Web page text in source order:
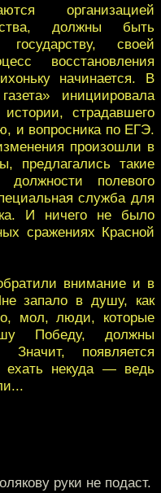
организацией
должны быть
своей
восстановления
начинается. В
инициировала
страдавшего
и вопросника по ЕГЭ.
произошли в
предлагались такие
полевого
служба для
И ничего не было
сражениях Красной
внимание и в
запало в душу, как
мол, люди, которые
Победу, должны
Значит, появляется
ехать некуда — ведь
руки не подаст.